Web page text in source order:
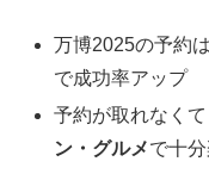
万博2025の予約
で成功率アップ
予約が取れなくて
ン・グルメで十